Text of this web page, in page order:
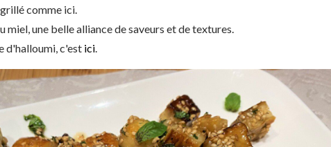
comme ici.
miel, une belle alliance de saveurs et de textures.
d'halloumi, c'est ici.